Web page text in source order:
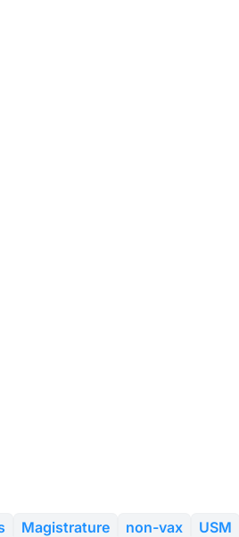
Magistrature non-vax USM